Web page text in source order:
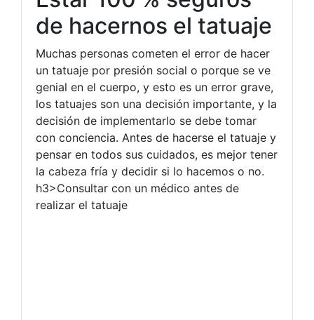
de hacernos el tatuaje
Muchas personas cometen el error de hacer
un tatuaje por presión social o porque se ve
genial en el cuerpo, y esto es un error grave,
los tatuajes son una decisión importante, y la
decisión de implementarlo se debe tomar
con conciencia. Antes de hacerse el tatuaje y
pensar en todos sus cuidados, es mejor tener
la cabeza fría y decidir si lo hacemos o no.
h3>Consultar con un médico antes de
realizar el tatuaje